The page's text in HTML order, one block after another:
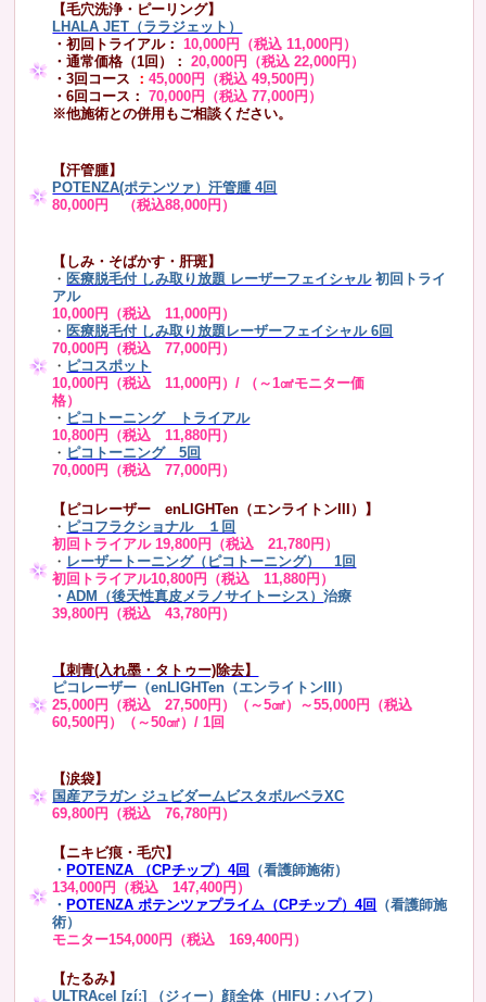
【毛穴洗浄・ピーリング】
LHALA JET（ララジェット）
・初回トライアル：10,000円（税込 11,000円）
・通常価格（1回）：
20,000円（税込 22,000円）
・3回コース ：45,000円（税込 49,500円）
・6回コース：
70,000円（税込 77,000円）
※他施術との併用もご相談ください。
【汗管腫】
POTENZA(ポテンツァ）汗管腫 4回
80,000円 （税込88,000円）
【しみ・そばかす・肝斑】
・ 医療脱毛付 しみ取り放題 レーザーフェイシャル 初回トライ
アル
10,000円（税込 11,000円）
・ 医療脱毛付 しみ取り放題レーザーフェイシャル 6回
70,000円（税込 77,000円）
・ ピコスポット
10,000円（税込 11,000円）/ （～1㎠モニター価
格）
・ ピコトーニング トライアル
10,800円（税込 11,880円）
・ ピコトーニング 5回
70,000円（税込 77,000円）
【ピコレーザー enLIGHTen（エンライトンIII）】
・ ピコフラクショナル １回
初回トライアル 19,800円（税込 21,780円）
・ レーザートーニング（ピコトーニング） 1回
初回トライアル10,800円（税込 11,880円）
・ADM（後天性真皮メラノサイトーシス）治療
39,800円（税込 43,780円）
【刺青(入れ墨・タトゥー)除去】
ピコレーザー（enLIGHTen（エンライトンIII）
25,000円（税込 27,500円）（～5㎠）～55,000円（税込
60,500円）（～50㎠）/ 1回
【涙袋】
国産アラガン ジュビダームビスタボルベラXC
69,800円（税込 76,780円）
【ニキビ痕・毛穴】
・ POTENZA （CPチップ）4回
（看護師施術）
134,000円（税込 147,400円）
・ POTENZA ポテンツァプライム（CPチップ）4回
（看護師施
術）
モニター154,000円（税込 169,400円）
【たるみ】
ULTRAcel [zíː] （ジィー）顔全体（HIFU：ハイフ）